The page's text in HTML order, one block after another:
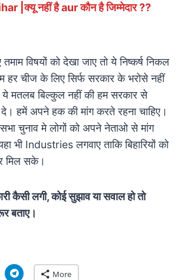
|क्यू नहीं है aur कौन है जिम्मेदार ??
विषयों को देखा जाए तो ये निष्कर्ष निकल
हर चीज के लिए सिर्फ सरकार के भरोसे नहीं
मतलब बिल्कुल नहीं की हम सरकार से
हमें अपने हक की मांग करते रहना चाहिए।
चुनाव मे लोगों को अपने नेताओ से मांग
भी Industries लगवाए ताकि बिहारियों को
मिल सके।
कैसी लगी, कोई सुझाव या सवाल हो तो
बताए।
More